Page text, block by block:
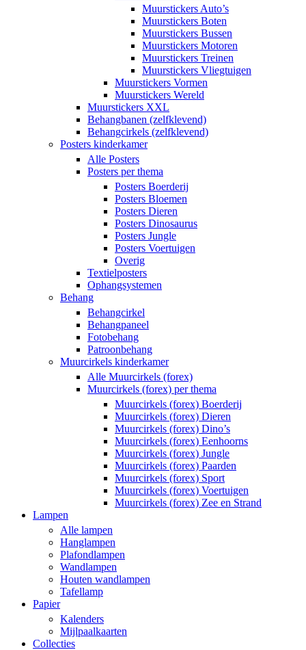
Muurstickers Auto’s
Muurstickers Boten
Muurstickers Bussen
Muurstickers Motoren
Muurstickers Treinen
Muurstickers Vliegtuigen
Muurstickers Vormen
Muurstickers Wereld
Muurstickers XXL
Behangbanen (zelfklevend)
Behangcirkels (zelfklevend)
Posters kinderkamer
Alle Posters
Posters per thema
Posters Boerderij
Posters Bloemen
Posters Dieren
Posters Dinosaurus
Posters Jungle
Posters Voertuigen
Overig
Textielposters
Ophangsystemen
Behang
Behangcirkel
Behangpaneel
Fotobehang
Patroonbehang
Muurcirkels kinderkamer
Alle Muurcirkels (forex)
Muurcirkels (forex) per thema
Muurcirkels (forex) Boerderij
Muurcirkels (forex) Dieren
Muurcirkels (forex) Dino’s
Muurcirkels (forex) Eenhoorns
Muurcirkels (forex) Jungle
Muurcirkels (forex) Paarden
Muurcirkels (forex) Sport
Muurcirkels (forex) Voertuigen
Muurcirkels (forex) Zee en Strand
Lampen
Alle lampen
Hanglampen
Plafondlampen
Wandlampen
Houten wandlampen
Tafellamp
Papier
Kalenders
Mijlpaalkaarten
Collecties